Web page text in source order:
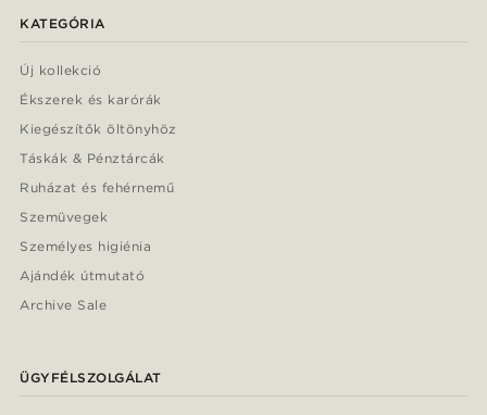
KATEGÓRIA
Új kollekció
Ékszerek és karórák
Kiegészítők öltönyhöz
Táskák & Pénztárcák
Ruházat és fehérnemű
Szemüvegek
Személyes higiénia
Ajándék útmutató
Archive Sale
ÜGYFÉLSZOLGÁLAT